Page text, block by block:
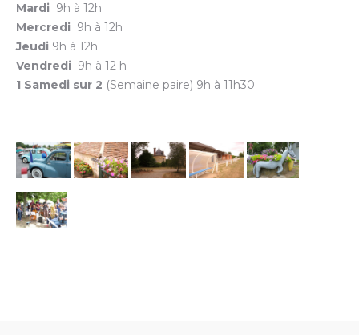
Mardi 9h à 12h
Mercredi 9h à 12h
Jeudi 9h à 12h
Vendredi 9h à 12 h
1 Samedi sur 2 (Semaine paire) 9h à 11h30